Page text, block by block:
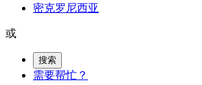
密克罗尼西亚
或
搜索
需要帮忙？